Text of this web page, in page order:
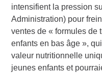
intensifient la pression
Administration) pour
ventes de « formules de
enfants en bas âge »,
valeur nutritionnelle
jeunes enfants et